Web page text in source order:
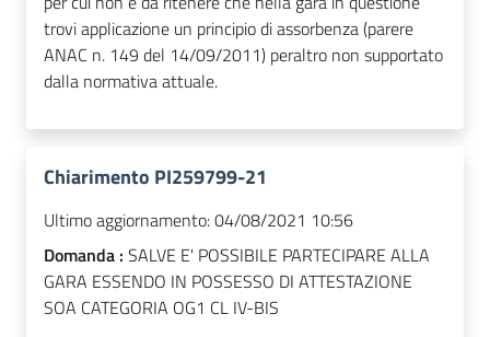
trovi applicazione un principio di assorbenza (parere
ANAC n. 149 del 14/09/2011) peraltro non supportato
dalla normativa attuale.
Chiarimento PI259799-21
Ultimo aggiornamento:04/08/2021 10:56
Domanda : SALVE E' POSSIBILE PARTECIPARE ALLA
GARA ESSENDO IN POSSESSO DI ATTESTAZIONE
SOA CATEGORIA OG1 CL IV-BIS